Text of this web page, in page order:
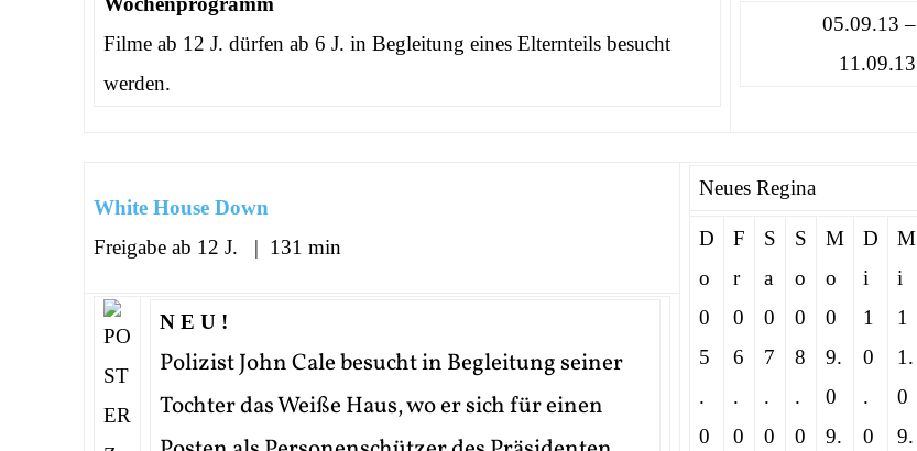
Filme ab 12 J. dürfen ab 6 J. in Begleitung eines Elternteils besucht
werden.
05.09.13 –
11.09.13
White House Down
Freigabe ab 12 J. | 131 min
Neues Regina
D
o
0
5
.
0
F
r
0
6
.
0
S
a
0
7
.
0
S
o
0
8
.
0
M
o
0
9.
0
9.
D
i
1
0
.
0
M
i
1
1.
0
9.
N E U !
Polizist John Cale besucht in Begleitung seiner
Tochter das Weiße Haus, wo er sich für einen